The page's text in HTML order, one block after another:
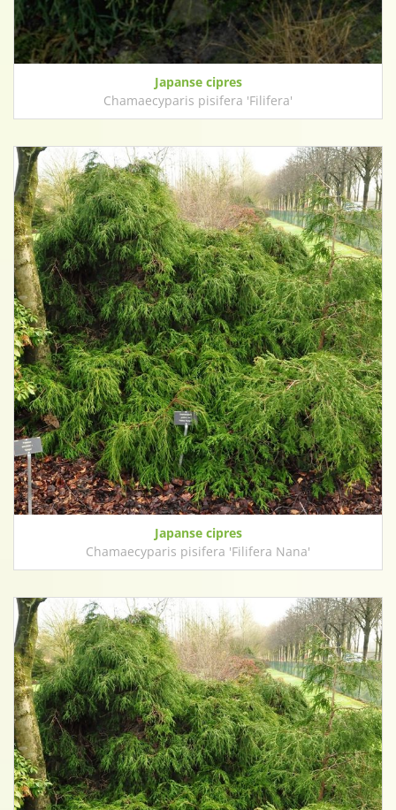
Japanse cipres
Chamaecyparis pisifera 'Filifera'
Japanse cipres
Chamaecyparis pisifera 'Filifera Nana'